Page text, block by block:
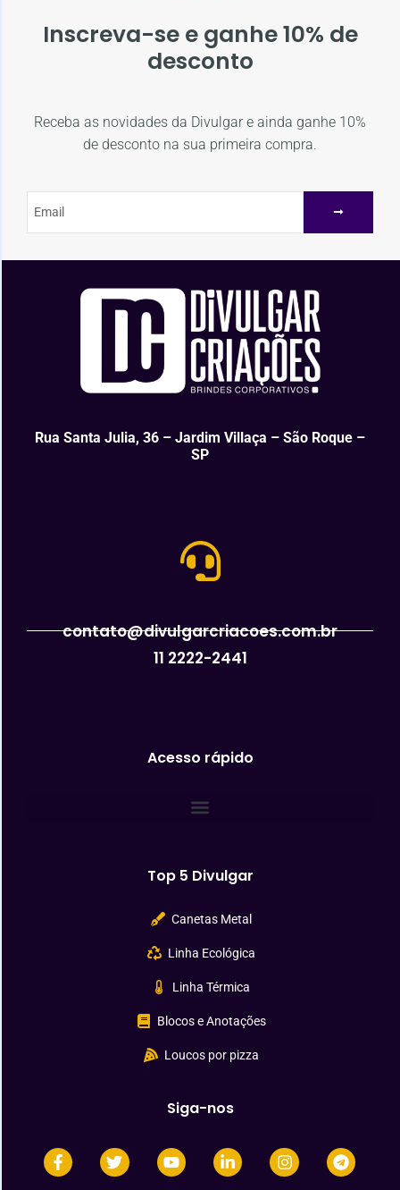
Inscreva-se e ganhe 10% de
desconto
Receba as novidades da Divulgar e ainda ganhe 10%
de desconto na sua primeira compra.
Rua Santa Julia, 36 – Jardim Villaça – São Roque –
SP
contato@divulgarcriacoes.com.br
11 2222-2441
Acesso rápido
Top 5 Divulgar
Canetas Metal
Linha Ecológica
Linha Térmica
Blocos e Anotações
Loucos por pizza
Siga-nos